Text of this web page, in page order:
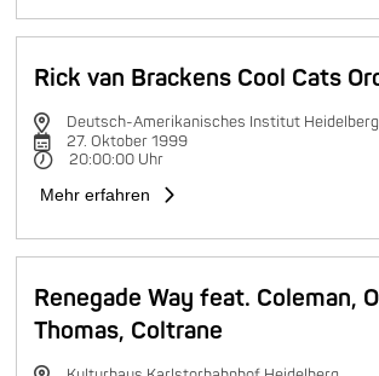
Rick van Brackens Cool Cats
Deutsch-Amerikanisches Institut Heidelberg
27. Oktober 1999
20:00:00 Uhr
Mehr erfahren
Renegade Way feat. Coleman,
Thomas, Coltrane